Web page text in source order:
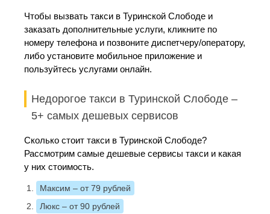
Чтобы вызвать такси в Туринской Слободе и
заказать дополнительные услуги, кликните по
номеру телефона и позвоните диспетчеру/оператору,
либо установите мобильное приложение и
пользуйтесь услугами онлайн.
Недорогое такси в Туринской Слободе –
5+ самых дешевых сервисов
Сколько стоит такси в Туринской Слободе?
Рассмотрим самые дешевые сервисы такси и какая
у них стоимость.
Максим – от 79 рублей
Люкс – от 90 рублей